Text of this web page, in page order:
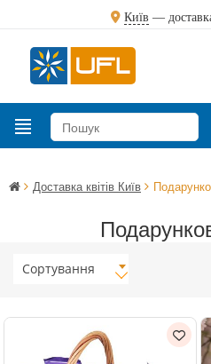
Київ —
Доставка квітів Київ
Сортування